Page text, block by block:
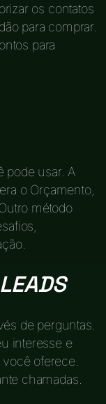
os contatos
para comprar.
para
pode usar. A
o Orçamento,
método
de perguntas.
interesse e
oferece.
chamadas.